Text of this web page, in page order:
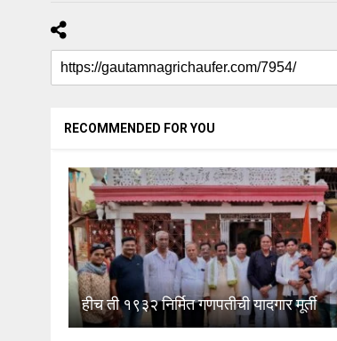
RECOMMENDED FOR YOU
हीच ती १९३२ निर्मित गणपतीची यादगार मूर्ती